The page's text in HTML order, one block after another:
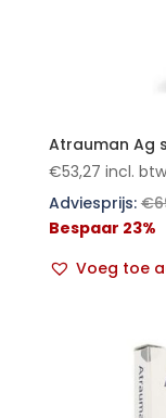
Atrauman Ag
€53,27 incl. btw
Adviesprijs:€
Bespaar 23%
Voeg toe